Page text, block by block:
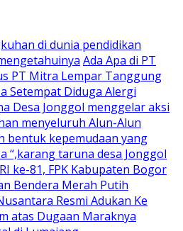
di dunia pendidikan
Ada Apa di PT
PT Mitra Lempar Tanggung
Setempat Diduga Alergi
Desa Jonggol menggelar aksi
menyeluruh Alun-Alun
bentuk kepemudaan yang
“,karang taruna desa Jonggol
ke-81, FPK Kabupaten Bogor
Bendera Merah Putih
Resmi Adukan Ke
atas Dugaan Maraknya